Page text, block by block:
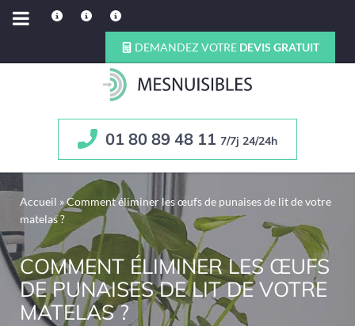
DEMANDEZ VOTRE DEVIS GRATUIT
01 80 89 48 11 7/7j 24/24h
Accueil »Comment éliminer les œufs de punaises de lit de votre
matelas ?
COMMENT ÉLIMINER LES ŒUFS
DE PUNAISES DE LIT DE VOTRE
MATELAS ?